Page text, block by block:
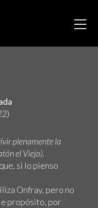
plenamente la
el Viejo).
si lo pienso
Onfray, pero no
propósito, por